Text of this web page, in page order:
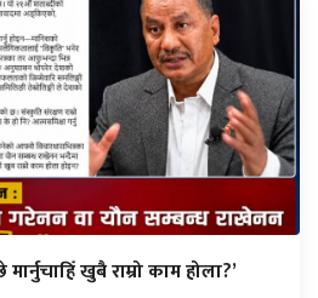
खुबै राम्रो काम होला?’